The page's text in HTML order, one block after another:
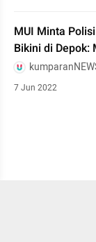
MUI Minta
Bikini di
7 Jun 2022